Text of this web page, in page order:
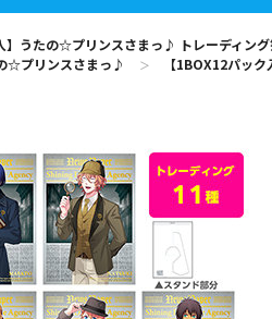
】うたの☆プリンスさまっ♪ トレーディ
☆プリンスさまっ♪ ＞ 【1BOX12パッ